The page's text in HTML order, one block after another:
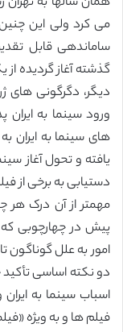
می کرد ولی این
ساماندهی قابل
گذشته آغاز گردیده
دیگر، دگرگونی های
ورود سینما به
های سینما به ایران
یافته و تحول آغاز
دستیابی به برخی از
مهمتر از آن درک
پیش در چهارچوبی
امور به علل گوناگون
دو نکته اساسی
اسباب سینما به
فیلم ها و به ویژه